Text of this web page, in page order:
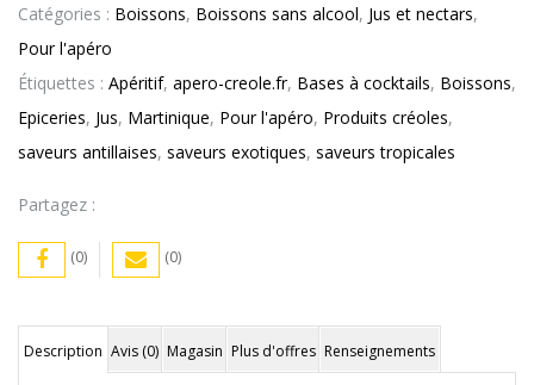
Catégories : Boissons, Boissons sans alcool, Jus et nectars,
Pour l'apéro
Étiquettes : Apéritif, apero-creole.fr, Bases à cocktails, Boissons,
Epiceries, Jus, Martinique, Pour l'apéro, Produits créoles,
saveurs antillaises, saveurs exotiques, saveurs tropicales
Partagez :
(0) (0)
Description Avis (0) Magasin Plus d'offres Renseignements